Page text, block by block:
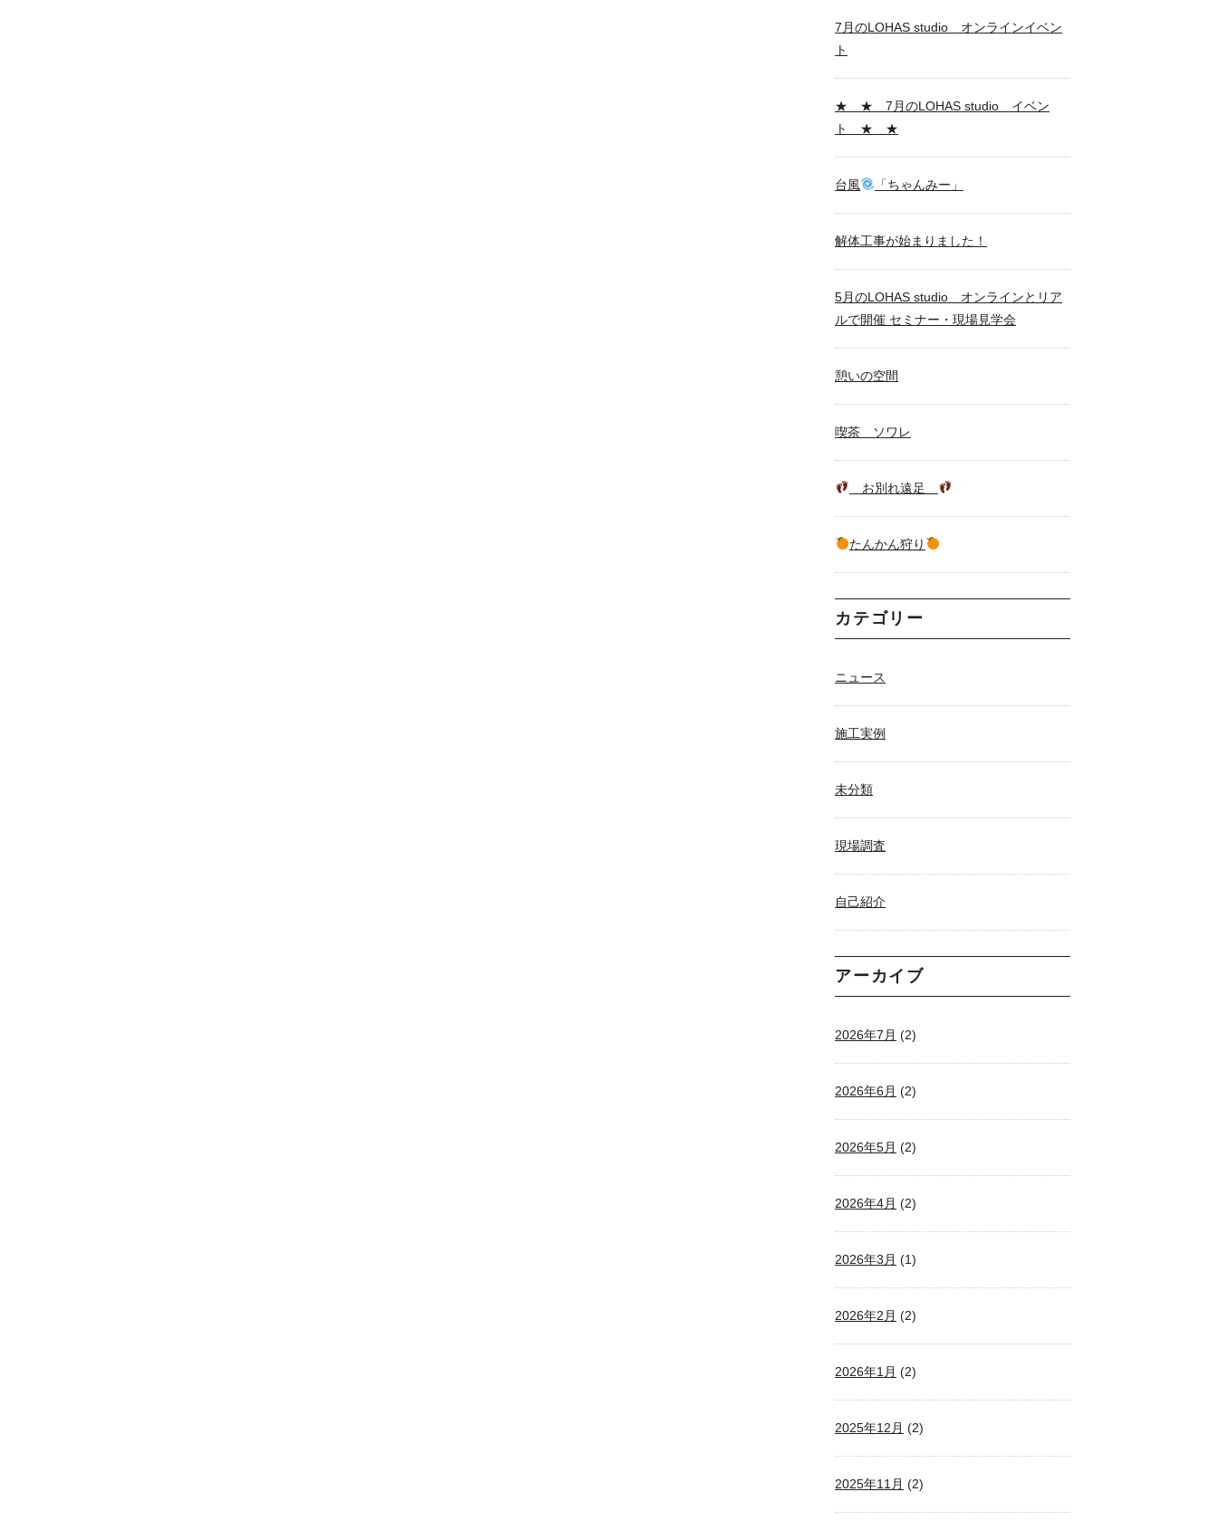
7月のLOHAS studio オンラインイベン
ト
★ ★ 7月のLOHAS studio イベン
ト ★ ★
台風 「ちゃんみー」
解体工事が始まりました！
5月のLOHAS studio オンラインとリア
ルで開催 セミナー・現場見学会
憩いの空間
喫茶 ソワレ
お別れ遠足
たんかん狩り
カテゴリー
ニュース
施工実例
未分類
現場調査
自己紹介
アーカイブ
2026年7月 (2)
2026年6月 (2)
2026年5月 (2)
2026年4月 (2)
2026年3月 (1)
2026年2月 (2)
2026年1月 (2)
2025年12月 (2)
2025年11月 (2)